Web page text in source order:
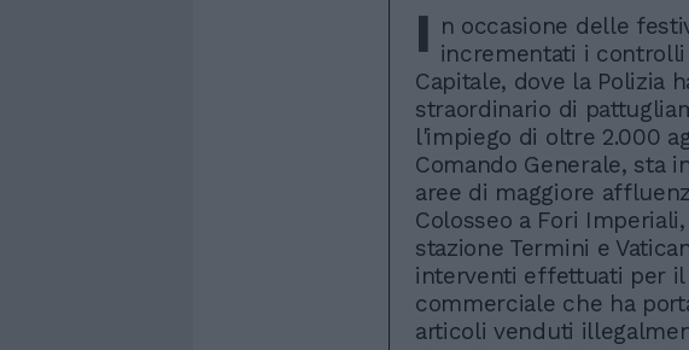
I n occasione delle
incrementati i
Capitale, dove la Polizia
straordinario di
l'impiego di oltre 2.000
Comando Generale, sta
aree di maggiore
Colosseo a Fori
stazione Termini e
interventi effettuati per il
commerciale che ha
articoli venduti